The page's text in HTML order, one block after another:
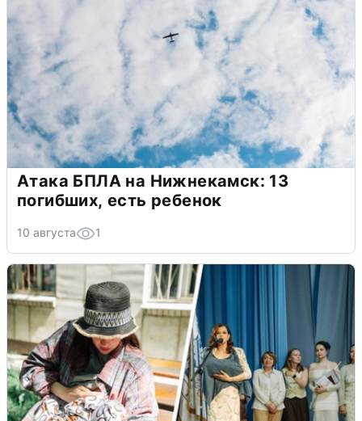
Атака БПЛА на Нижнекамск: 13
погибших, есть ребенок
10 августа 1